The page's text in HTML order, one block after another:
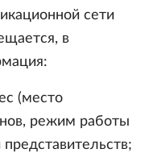
сети
в
(место
режим работы